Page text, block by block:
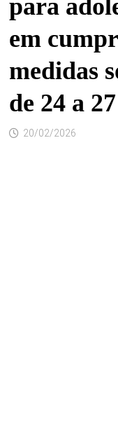
para
em
medidas
de 24 a
20/02/2026